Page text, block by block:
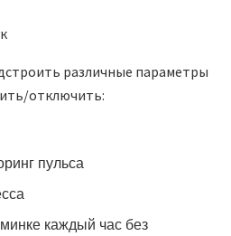
различные параметры
отключить:
пульса
каждый час без